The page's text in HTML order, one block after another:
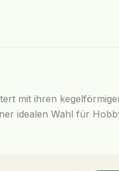
mit ihren
idealen Wahl für